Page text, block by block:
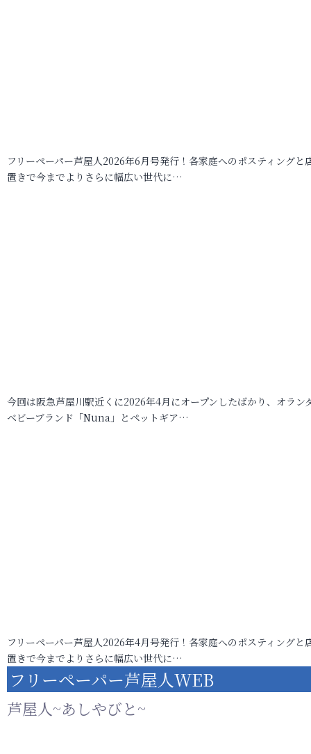
フリーペーパー芦屋人2026年6月号発行！各家庭へのポスティングと
置きで今までよりさらに幅広い世代に…
今回は阪急芦屋川駅近くに2026年4月にオープンしたばかり、オラン
ベビーブランド「Nuna」とペットギア…
フリーペーパー芦屋人2026年4月号発行！各家庭へのポスティングと
置きで今までよりさらに幅広い世代に…
フリーペーパー芦屋人WEB
芦屋人~あしやびと~